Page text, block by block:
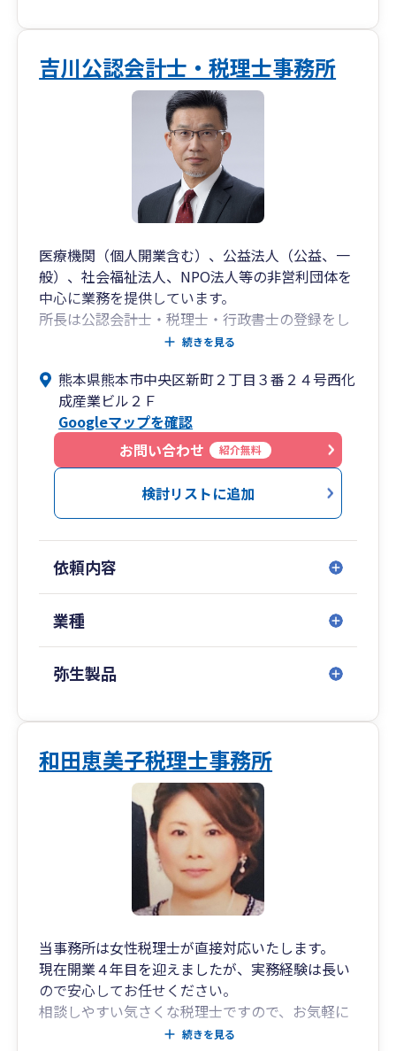
ブログでは、小規模事業者に役に立つ情報やコラ
ムを記載しています。
ブログのテーマは「実際にお客様や、知人に受け
た質問に回答したもの」がほとんどです。
吉川公認会計士・税理士事務所
医療機関（個人開業含む）、公益法人（公益、一
般）、社会福祉法人、NPO法人等の非営利団体を
中心に業務を提供しています。
所長は公認会計士・税理士・行政書士の登録をし
ており、諸官庁への各種届出や認可申請等がワン
医業経営コンサルタント協会の認定登録医業経営
コンサルタントの資格を有しており、専門性の高
い業務提供を行っています。
また、弁護士、司法書士、社会保険労務士、不動
産鑑定士等、他の専門士業との連携により、お客
様にとって最善の選択を可能とするサービスを提
供しております。
続きを見る
熊本県熊本市中央区新町２丁目３番２４号西化
成産業ビル２Ｆ
Googleマップを確認
お問い合わせ
紹介無料
検討リストに追加
依頼内容
業種
弥生製品
和田恵美子税理士事務所
当事務所は女性税理士が直接対応いたします。
現在開業４年目を迎えましたが、実務経験は長い
ので安心してお任せください。
相談しやすい気さくな税理士ですので、お気軽に
お問い合わせください。続きを見る